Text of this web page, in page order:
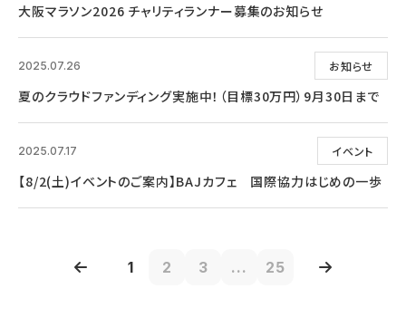
大阪マラソン2026 チャリティランナー募集のお知らせ
お知らせ
2025.07.26
夏のクラウドファンディング実施中！（目標30万円）9月30日まで
イベント
2025.07.17
【8/2(土)イベントのご案内】BAJカフェ 国際協力はじめの一歩
1 2 3 ... 25